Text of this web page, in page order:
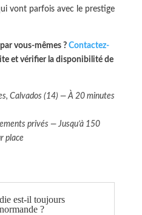
vont parfois avec le prestige
vous-mêmes ? Contactez-
et vérifier la disponibilité de
Calvados (14) — À 20 minutes
privés — Jusqu’à 150
place
est-il toujours
?